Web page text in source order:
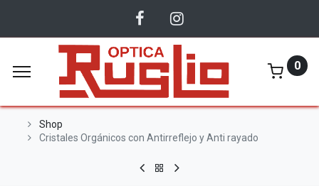
0
Shop
Cristales Orgánicos con Antirreflejo y Anti rayado